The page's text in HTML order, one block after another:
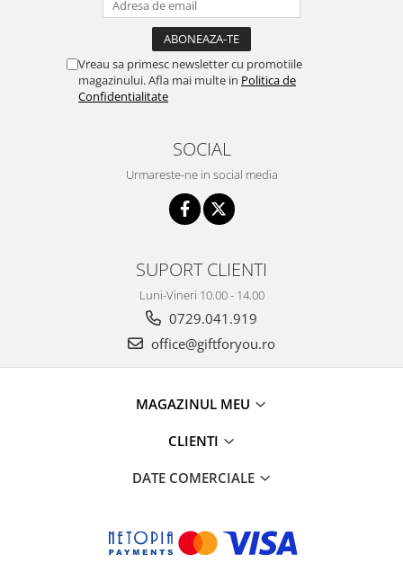
Vreau sa primesc newsletter cu promotiile
magazinului. Afla mai multe in Politica de
Confidentialitate
SOCIAL
Urmareste-ne in social media
SUPORT CLIENTI
Luni-Vineri 10.00 - 14.00
0729.041.919
office@giftforyou.ro
MAGAZINUL MEU
CLIENTI
DATE COMERCIALE